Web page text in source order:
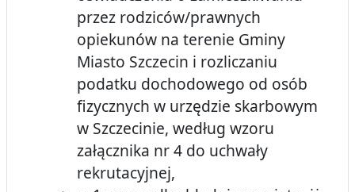
przez rodziców/prawnych
opiekunów na terenie Gminy
Miasto Szczecin i rozliczaniu
podatku dochodowego od osób
fizycznych w urzędzie skarbowym
w Szczecinie, według wzoru
załącznika nr 4 do uchwały
rekrutacyjnej,